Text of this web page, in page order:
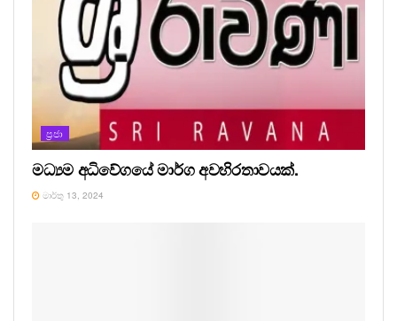
ප්‍රජා
මධ්‍යම අධිවේගයේ මාර්ග අවහිරතාවයක්.
මාර්තු 13, 2024